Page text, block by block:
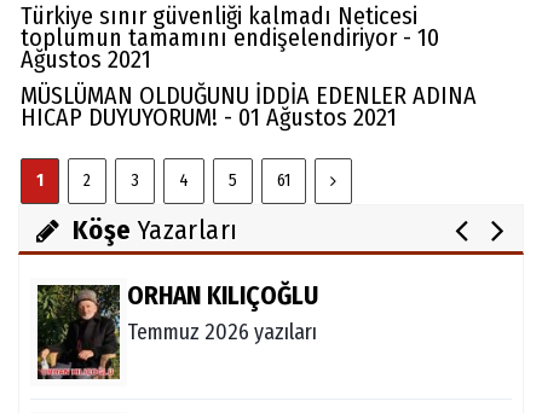
Türkiye sınır güvenliği kalmadı Neticesi
toplumun tamamını endişelendiriyor - 10
Ağustos 2021
MÜSLÜMAN OLDUĞUNU İDDİA EDENLER ADINA
HICAP DUYUYORUM! - 01 Ağustos 2021
1 2 3 4 5 61
Köşe Yazarları
Av. Cemil Can
FARELERİ DİNLEMEYİN!..
Abdullah Gözaydın
ALLAH cc. MUCİZE YARATMAZ.
ORHAN KILIÇOĞLU
Temmuz 2026 yazıları